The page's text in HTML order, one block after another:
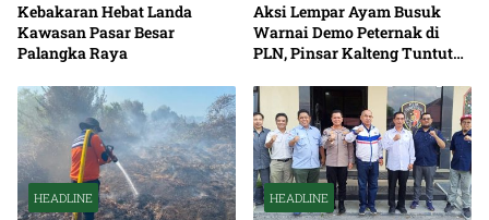
Kebakaran Hebat Landa
Kawasan Pasar Besar
Palangka Raya
Aksi Lempar Ayam Busuk
Warnai Demo Peternak di
PLN, Pinsar Kalteng Tuntut
HEADLINE HEADLINE